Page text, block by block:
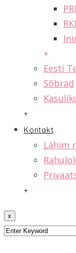
+
Eesti
Sõbrad
+
Kontakt
Lähim
+
x